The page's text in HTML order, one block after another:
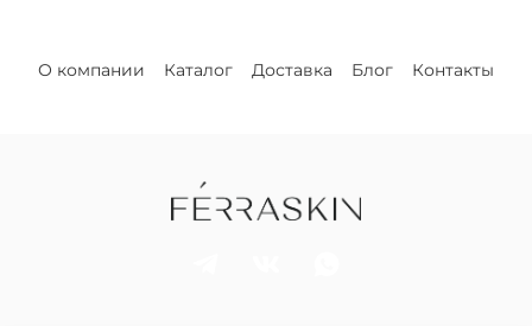
О компании Каталог Доставка Блог Контакты